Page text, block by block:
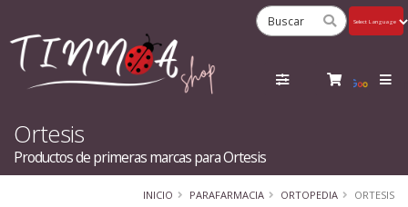
Ortesis
Productos de primeras marcas para Ortesis
INICIO PARAFARMACIA ORTOPEDIA ORTESIS